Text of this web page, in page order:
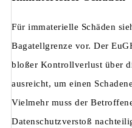
Für immaterielle Schäden
Bagatellgrenze vor. Der
bloßer Kontrollverlust über
ausreicht, um einen
Vielmehr muss der
Datenschutzverstoß